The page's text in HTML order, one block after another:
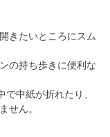
きたいところにスム
の持ち歩きに便利な
中紙が折れたり、
せん。